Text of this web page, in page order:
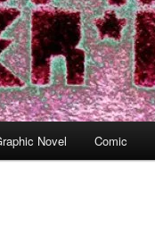
Novel Comic